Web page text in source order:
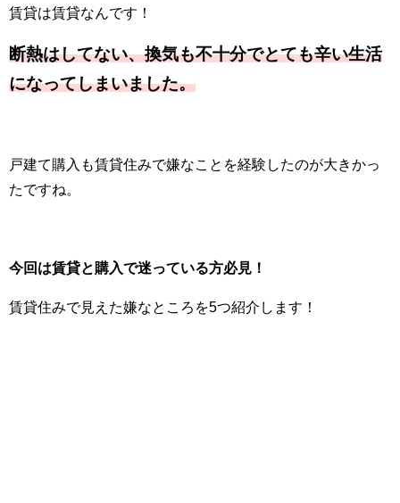
賃貸は賃貸なんです！
断熱はしてない、換気も不十分でとても辛い生活
になってしまいました。
戸建て購入も賃貸住みで嫌なことを経験したのが大きかっ
たですね。
今回は賃貸と購入で迷っている方必見！
賃貸住みで見えた嫌なところを5つ紹介します！